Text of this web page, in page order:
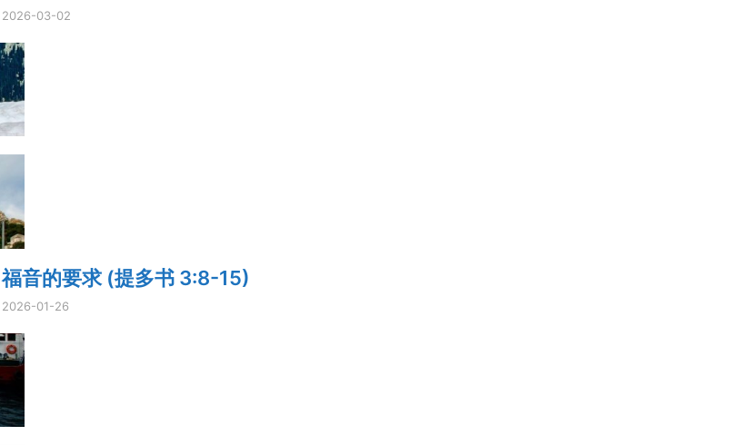
2026-03-02
福音的要求 (提多书 3:8-15)
2026-01-26